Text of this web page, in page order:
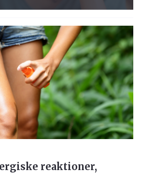
reaktioner,